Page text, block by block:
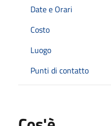
Date e Orari
Costo
Luogo
Punti di contatto